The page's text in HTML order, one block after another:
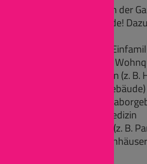
Wir bauen alles – von der
bis zum Laborgebäude!
- Wohnimmobilien
Mehrfamilienhäuser,
- Gewerbeimmobilien (z. B.
Supermärkte, Bürogebäude)
- Forschungs- und
Wissenschaft und Medizin
- Spezialimmobilien (z. B.
Pflegeheime,